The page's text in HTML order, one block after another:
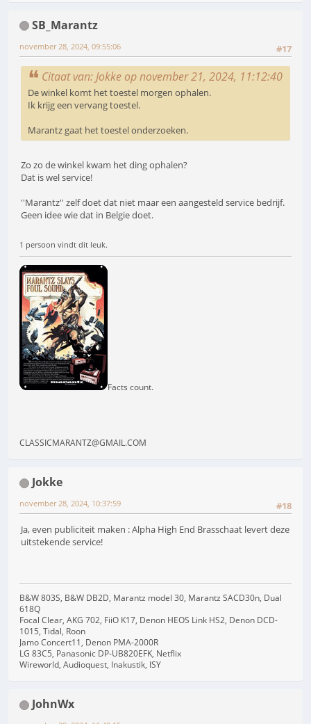
SB_Marantz
#17
november 28, 2024, 09:55:06
Citaat van: Jokke op november 21, 2024, 11:12:40
De winkel komt het toestel morgen ophalen.
Ik krijg een vervang toestel.
Marantz gaat het toestel onderzoeken.
Zo zo de winkel kwam het ding ophalen?
Dat is wel service!
''Marantz'' zelf doet dat niet maar een aangesteld service bedrijf.
Geen idee wie dat in Belgie doet.
1 persoon vindt dit leuk.
Facts count.
CLASSICMARANTZ@GMAIL.COM
Jokke
#18
november 28, 2024, 10:37:59
Ja, even publiciteit maken : Alpha High End Brasschaat levert deze
uitstekende service!
B&W 803S, B&W DB2D, Marantz model 30, Marantz SACD30n, Dual
618Q
Focal Clear, AKG 702, FiiO K17, Denon HEOS Link HS2, Denon DCD-
1015, Tidal, Roon
Jamo Concert11, Denon PMA-2000R
LG 83C5, Panasonic DP-UB820EFK, Netflix
Wireworld, Audioquest, Inakustik, ISY
JohnWx